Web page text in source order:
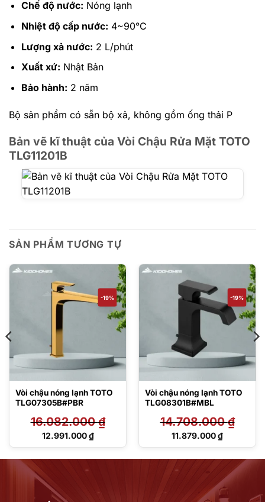
Chế độ nước: Nóng lạnh
Nhiệt độ cấp nước: 4~90°C
Lượng xả nước: 2 L/phút
Xuất xứ: Nhật Bản
Bảo hành: 2 năm
Bộ sản phẩm có sẵn bộ xả, không gồm ống thải P
Bản vẽ kĩ thuật của Vòi Chậu Rửa Mặt TOTO
TLG11201B
SẢN PHẨM TƯƠNG TỰ
-19%
Vòi chậu nóng lạnh TOTO
TLG07305B#PBR
16.082.000₫
Giá
12.991.000₫
Giá
-19%
Vòi chậu nóng lạnh TOTO
TLG08301B#MBL
14.708.000₫
Giá
14.708.000 ₫.
11.879.000₫
Giá
11.879.000 ₫.